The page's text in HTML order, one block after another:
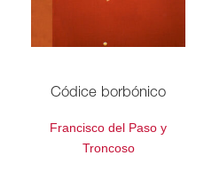
Códice borbónico
Francisco del Paso y
Troncoso